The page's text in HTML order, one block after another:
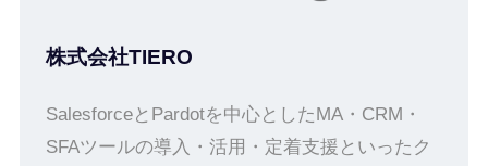
株式会社TIERO
SalesforceとPardotを中心としたMA・CRM・
SFAツールの導入・活用・定着支援といったク